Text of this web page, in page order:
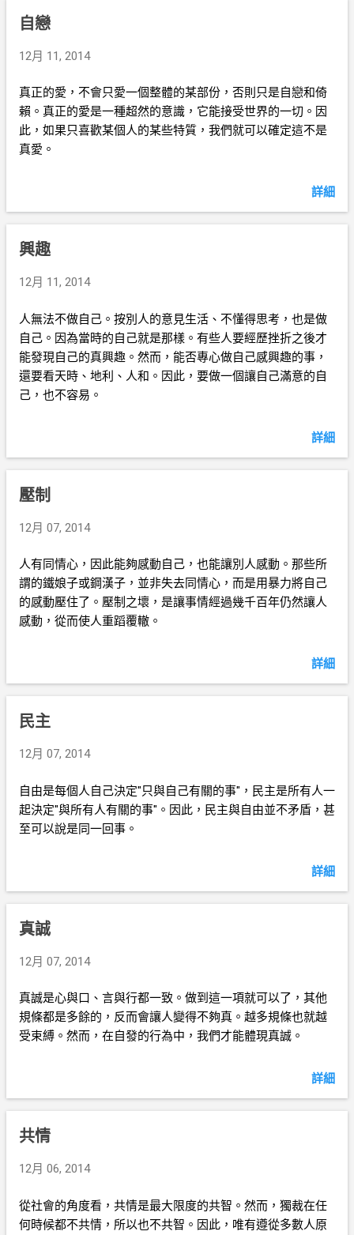
自戀
12月 11, 2014
真正的愛，不會只愛一個整體的某部份，否則只是自戀和倚
賴。真正的愛是一種超然的意識，它能接受世界的一切。因
此，如果只喜歡某個人的某些特質，我們就可以確定這不是
真愛。
詳細
興趣
12月 11, 2014
人無法不做自己。按別人的意見生活、不懂得思考，也是做
自己。因為當時的自己就是那樣。有些人要經歷挫折之後才
能發現自己的真興趣。然而，能否專心做自己感興趣的事，
還要看天時、地利、人和。因此，要做一個讓自己滿意的自
己，也不容易。
詳細
壓制
12月 07, 2014
人有同情心，因此能夠感動自己，也能讓別人感動。那些所
謂的鐵娘子或鋼漢子，並非失去同情心，而是用暴力將自己
的感動壓住了。壓制之壞，是讓事情經過幾千百年仍然讓人
感動，從而使人重蹈覆轍。
詳細
民主
12月 07, 2014
自由是每個人自己決定"只與自己有關的事"，民主是所有人一
起決定"與所有人有關的事"。因此，民主與自由並不矛盾，甚
至可以說是同一回事。
詳細
真誠
12月 07, 2014
真誠是心與口、言與行都一致。做到這一項就可以了，其他
規條都是多餘的，反而會讓人變得不夠真。越多規條也就越
受束縛。然而，在自發的行為中，我們才能體現真誠。
詳細
共情
12月 06, 2014
從社會的角度看，共情是最大限度的共智。然而，獨裁在任
何時候都不共情，所以也不共智。因此，唯有遵從多數人原